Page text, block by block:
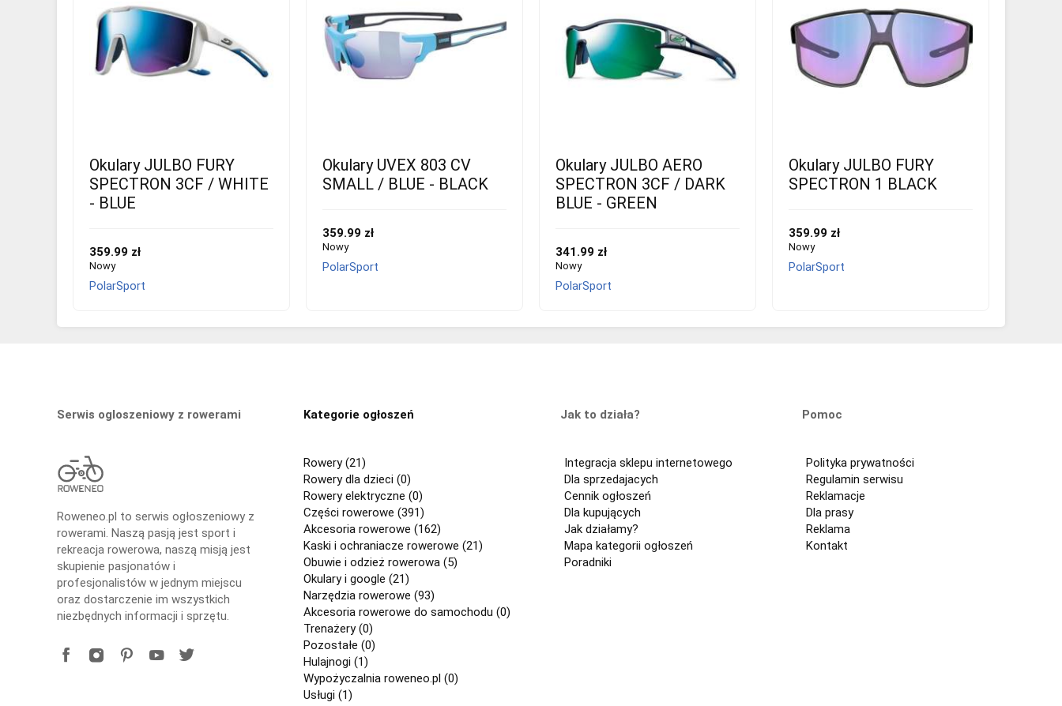
Okulary JULBO FURY
SPECTRON 3CF / WHITE
- BLUE
359.99 zł
Nowy
PolarSport
Okulary UVEX 803 CV
SMALL / BLUE - BLACK
359.99 zł
Nowy
PolarSport
Okulary JULBO AERO
SPECTRON 3CF / DARK
BLUE - GREEN
341.99 zł
Nowy
PolarSport
Okulary JULBO FURY
SPECTRON 1 BLACK
359.99 zł
Nowy
PolarSport
Serwis ogloszeniowy z rowerami
Roweneo.pl to serwis ogłoszeniowy z
rowerami. Naszą pasją jest sport i
rekreacja rowerowa, naszą misją jest
skupienie pasjonatów i
profesjonalistów w jednym miejscu
oraz dostarczenie im wszystkich
niezbędnych informacji i sprzętu.
Kategorie ogłoszeń
Rowery (21)
Rowery dla dzieci (0)
Rowery elektryczne (0)
Części rowerowe (391)
Akcesoria rowerowe (162)
Kaski i ochraniacze rowerowe (21)
Obuwie i odzież rowerowa (5)
Okulary i google (21)
Narzędzia rowerowe (93)
Akcesoria rowerowe do samochodu (0)
Trenażery (0)
Pozostałe (0)
Hulajnogi (1)
Wypożyczalnia roweneo.pl (0)
Usługi (1)
Jak to działa?
Integracja sklepu internetowego
Dla sprzedajacych
Cennik ogłoszeń
Dla kupujących
Jak działamy?
Mapa kategorii ogłoszeń
Poradniki
Pomoc
Polityka prywatności
Regulamin serwisu
Reklamacje
Dla prasy
Reklama
Kontakt